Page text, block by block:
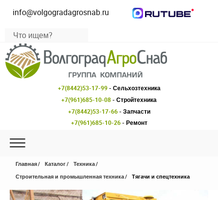
info@volgogradagrosnab.ru
+7(8442)53-17-99- Сельхозтехника
+7(961)685-10-08- Стройтехника
+7(8442)53-17-66- Запчасти
+7(961)685-10-26- Ремонт
Главная Каталог
Техника
Строительная и промышленная техника
Тягачи и спецтехника